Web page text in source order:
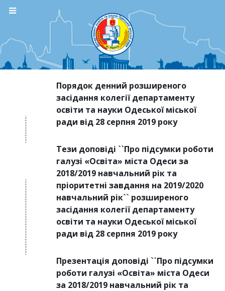
Порядок денний розширеного
засідання колегії департаменту
освіти та науки Одеської міської
ради від 28 серпня 2019 року
Тези доповіді ``Про підсумки роботи
галузі «Освіта» міста Одеси за
2018/2019 навчальний рік та
пріоритетні завдання на 2019/2020
навчальний рік`` розширеного
засідання колегії департаменту
освіти та науки Одеської міської
ради від 28 серпня 2019 року
Презентація доповіді ``Про підсумки
роботи галузі «Освіта» міста Одеси
за 2018/2019 навчальний рік та